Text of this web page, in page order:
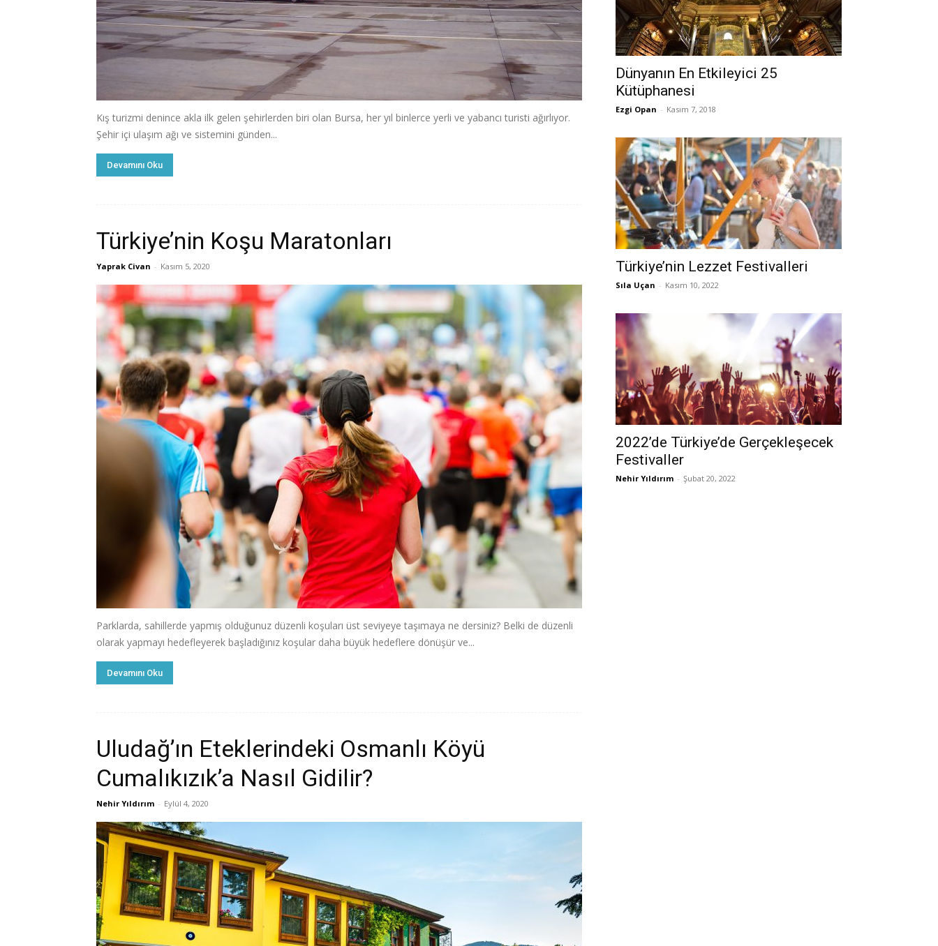
Kış turizmi denince akla ilk gelen şehirlerden biri olan Bursa, her yıl binlerce yerli ve yabancı turisti ağırlıyor.
Şehir içi ulaşım ağı ve sistemini günden...
Devamını Oku
Türkiye’nin Koşu Maratonları
Yaprak Civan - Kasım 5, 2020
Parklarda, sahillerde yapmış olduğunuz düzenli koşuları üst seviyeye taşımaya ne dersiniz? Belki de düzenli
olarak yapmayı hedefleyerek başladığınız koşular daha büyük hedeflere dönüşür ve...
Devamını Oku
Uludağ’ın Eteklerindeki Osmanlı Köyü
Cumalıkızık’a Nasıl Gidilir?
Nehir Yıldırım - Eylül 4, 2020
Dünyanın En Etkileyici 25
Kütüphanesi
Ezgi Opan - Kasım 7, 2018
Türkiye’nin Lezzet Festivalleri
Sıla Uçan - Kasım 10, 2022
2022’de Türkiye’de Gerçekleşecek
Festivaller
Nehir Yıldırım - Şubat 20, 2022